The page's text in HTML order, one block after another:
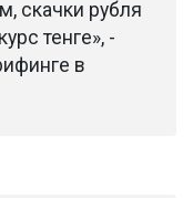
скачки рубля
тенге», -
в